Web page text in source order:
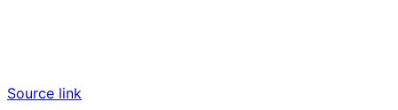
Source link